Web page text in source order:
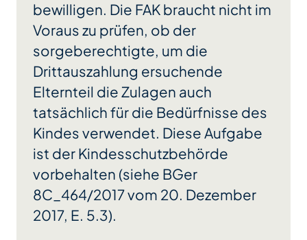
bewilligen. Die FAK braucht nicht im
Voraus zu prüfen, ob der
sorgeberechtigte, um die
Drittauszahlung ersuchende
Elternteil die Zulagen auch
tatsächlich für die Bedürfnisse des
Kindes verwendet. Diese Aufgabe
ist der Kindesschutzbehörde
vorbehalten (siehe BGer
8C_464/2017 vom 20. Dezember
2017, E. 5.3).